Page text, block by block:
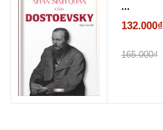
...
132.000₫
165.000₫